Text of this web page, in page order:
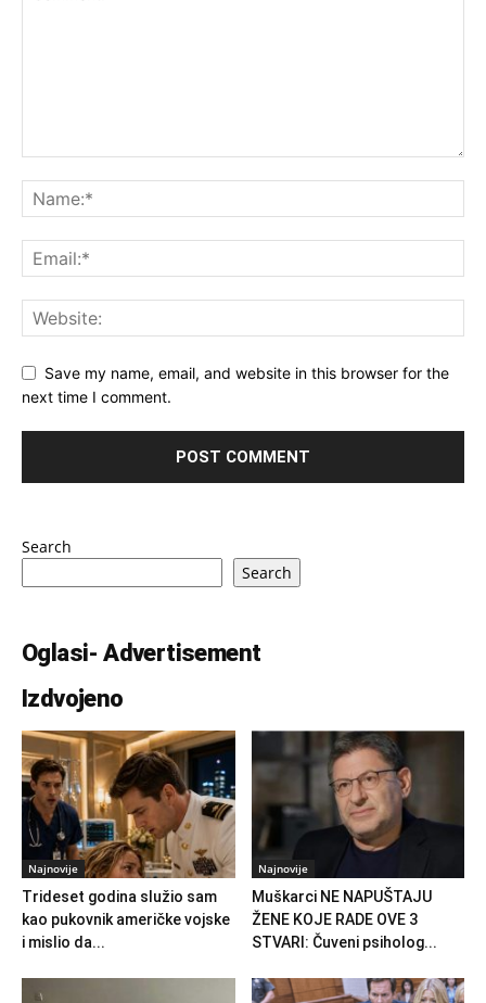
Save my name, email, and website in this browser for the
next time I comment.
Search
Search
Oglasi- Advertisement
Izdvojeno
Najnovije
Trideset godina služio sam
kao pukovnik američke vojske
i mislio da...
Najnovije
Muškarci NE NAPUŠTAJU
ŽENE KOJE RADE OVE 3
STVARI: Čuveni psiholog...